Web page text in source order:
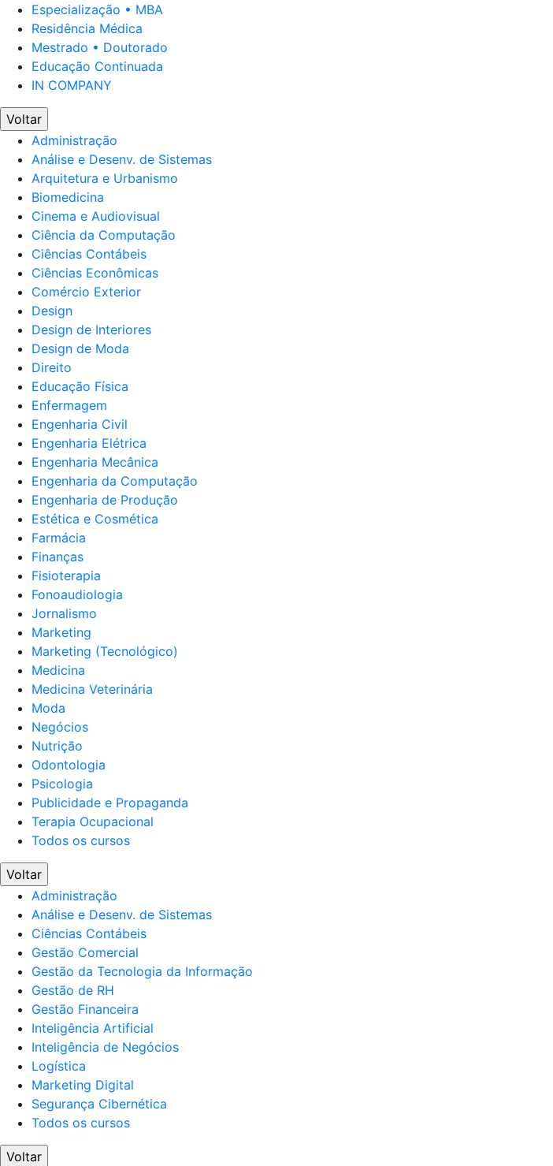
Especialização • MBA
Residência Médica
Mestrado • Doutorado
Educação Continuada
IN COMPANY
Voltar
Administração
Análise e Desenv. de Sistemas
Arquitetura e Urbanismo
Biomedicina
Cinema e Audiovisual
Ciência da Computação
Ciências Contábeis
Ciências Econômicas
Comércio Exterior
Design
Design de Interiores
Design de Moda
Direito
Educação Física
Enfermagem
Engenharia Civil
Engenharia Elétrica
Engenharia Mecânica
Engenharia da Computação
Engenharia de Produção
Estética e Cosmética
Farmácia
Finanças
Fisioterapia
Fonoaudiologia
Jornalismo
Marketing
Marketing (Tecnológico)
Medicina
Medicina Veterinária
Moda
Negócios
Nutrição
Odontologia
Psicologia
Publicidade e Propaganda
Terapia Ocupacional
Todos os cursos
Voltar
Administração
Análise e Desenv. de Sistemas
Ciências Contábeis
Gestão Comercial
Gestão da Tecnologia da Informação
Gestão de RH
Gestão Financeira
Inteligência Artificial
Inteligência de Negócios
Logística
Marketing Digital
Segurança Cibernética
Todos os cursos
Voltar